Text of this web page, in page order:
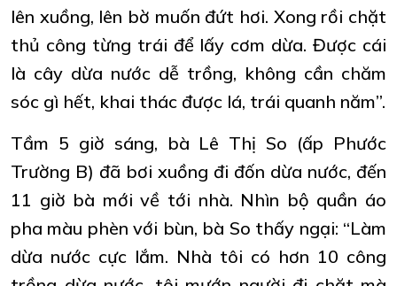
lên xuồng, lên bờ muốn đứt hơi. Xong rồi chặt
thủ công từng trái để lấy cơm dừa. Được cái
là cây dừa nước dễ trồng, không cần chăm
sóc gì hết, khai thác được lá, trái quanh năm”.
Tầm 5 giờ sáng, bà Lê Thị So (ấp Phước
Trường B) đã bơi xuồng đi đốn dừa nước, đến
11 giờ bà mới về tới nhà. Nhìn bộ quần áo
pha màu phèn với bùn, bà So thấy ngại: “Làm
dừa nước cực lắm. Nhà tôi có hơn 10 công